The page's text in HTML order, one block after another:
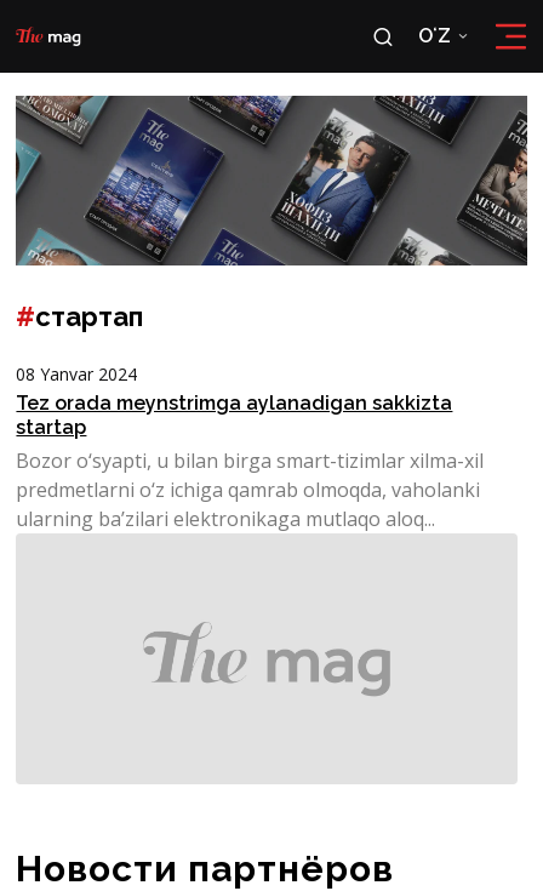
OʻZ
RU
OʻZ
#стартап
08 Yanvar 2024
Tez orada meynstrimga aylanadigan sakkizta
startap
Bozor o‘syapti, u bilan birga smart-tizimlar xilma-xil
predmetlarni o‘z ichiga qamrab olmoqda, vaholanki
ularning ba’zilari elektronikaga mutlaqo aloq...
Новости партнёров